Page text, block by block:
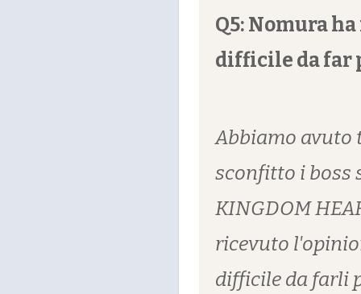
Q5: Nomura
difficile da far
Abbiamo avuto
sconfitto i boss
KINGDOM
ricevuto
difficile da farli